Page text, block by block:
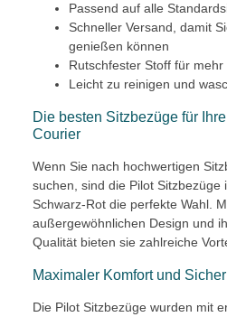
Passend auf alle
Schneller Versand, damit
genießen können
Rutschfester Stoff für
Leicht zu reinigen und
Die besten Sitzbezüge für
Courier
Wenn Sie nach hochwertigen
suchen, sind die Pilot Sitzbezüge
Schwarz-Rot die perfekte Wahl.
außergewöhnlichen Design und
Qualität bieten sie zahlreiche
Maximaler Komfort und
Die Pilot Sitzbezüge wurden mit